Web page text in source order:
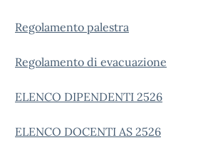
Regolamento palestra
Regolamento di evacuazione
ELENCO DIPENDENTI 2526
ELENCO DOCENTI AS 2526